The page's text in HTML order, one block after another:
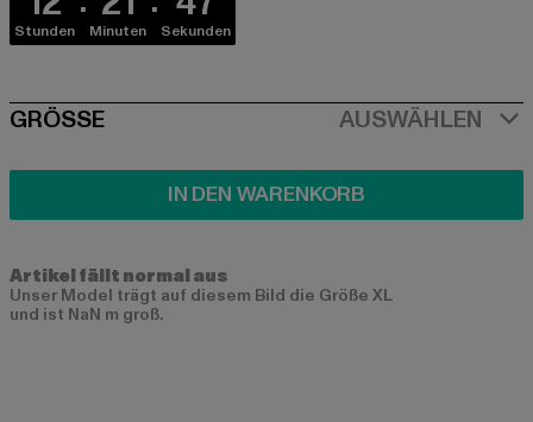
Stunden Minuten Sekunden
SIZE
GRÖSSE AUSWÄHLEN
IN DEN WARENKORB
Artikel fällt normal aus
Unser Model trägt auf diesem Bild die Größe XL
und ist NaN m groß.